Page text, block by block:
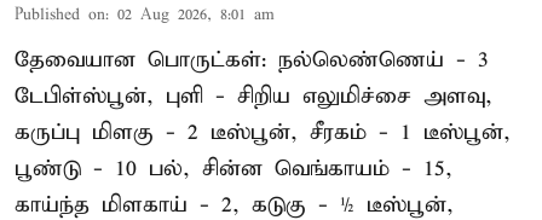
Published on: 02 Aug 2026, 8:01 am
தேவையான பொருட்கள்: நல்லெண்ணெய் - 3
டேபிள்ஸ்பூன், புளி - சிறிய எலுமிச்சை அளவு,
கருப்பு மிளகு - 2 டீஸ்பூன், சீரகம் - 1 டீஸ்பூன்,
பூண்டு - 10 பல், சின்ன வெங்காயம் - 15,
காய்ந்த மிளகாய் - 2, கடுகு - ½ டீஸ்பூன்,